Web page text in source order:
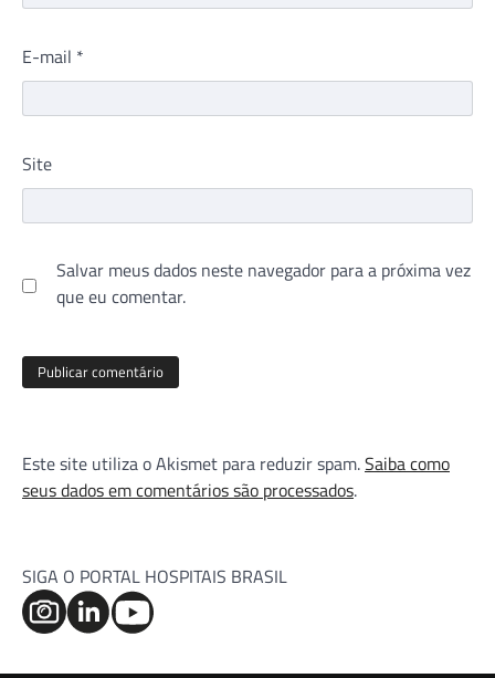
E-mail *
Site
Salvar meus dados neste navegador para a próxima vez
que eu comentar.
Este site utiliza o Akismet para reduzir spam.Saiba como
seus dados em comentários são processados.
SIGA O PORTAL HOSPITAIS BRASIL